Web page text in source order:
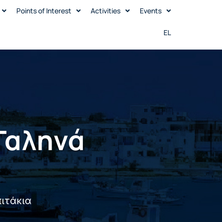
Points of Interest Activities Events
EL